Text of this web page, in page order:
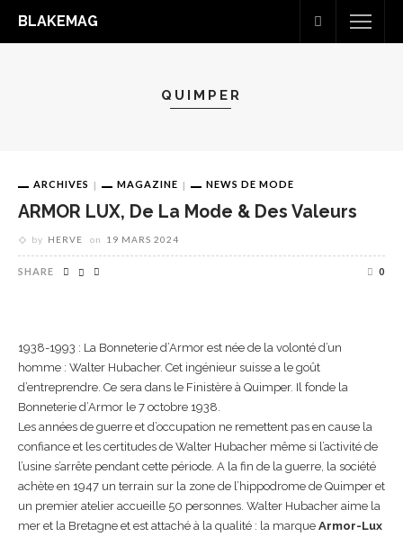
BLAKEMAG
QUIMPER
ARCHIVES MAGAZINE NEWS DE MODE
ARMOR LUX, De La Mode & Des Valeurs
by HERVE on 19 MARS 2024
SHARE 0
1938-1993 : La Bonneterie d’Armor est née de la volonté d’un
homme : Walter Hubacher. Cet ingénieur suisse a le goût
d’entreprendre. Ce sera dans le Finistère à Quimper. Il fonde la
Bonneterie d’Armor le 7 octobre 1938.
Les années de guerre et d’occupation ne remettent pas en cause la
confiance et les certitudes de Walter Hubacher même si l’activité de
l’usine s’arrête pendant cette période. A la fin de la guerre, la société
achète en 1947 un terrain sur la zone de l’hippodrome de Quimper et
un premier atelier accueille 50 personnes. Walter Hubacher aime la
mer et la Bretagne et est attaché à la qualité : la marque Armor-Lux